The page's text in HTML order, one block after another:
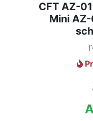
CFT AZ-
Mini